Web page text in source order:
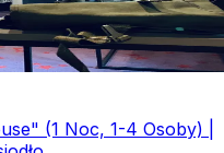
(1 Noc, 1-4 Osoby) |